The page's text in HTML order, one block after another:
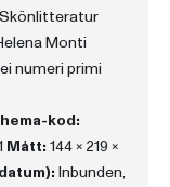
Skönlitteratur
Monti
numeri primi
kod:
Mått: 144 x 219 x
Inbunden,